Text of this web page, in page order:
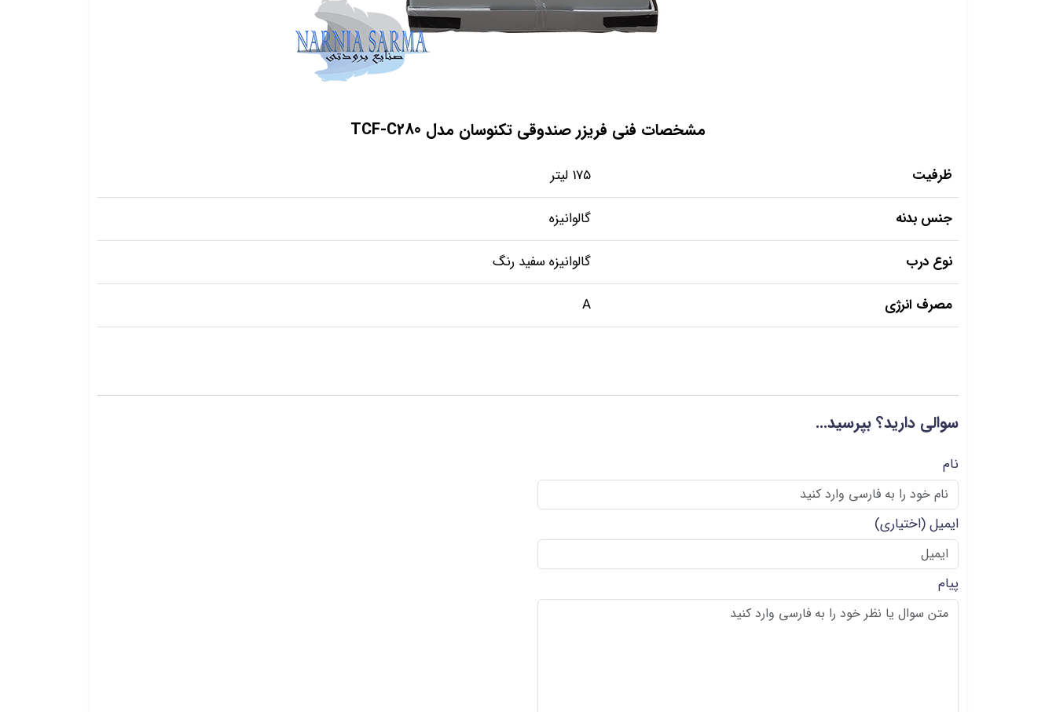
مشخصات فنی فریزر صندوقی تکنوسان مدل TCF-C280
ظرفیت 175 لیتر
جنس بدنه گالوانیزه
نوع درب گالوانیزه سفید رنگ
مصرف انرژی A
سوالی دارید؟ بپرسید...
نام
ایمیل(اختیاری)
پیام